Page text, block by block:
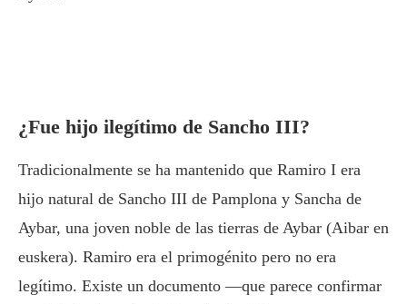
¿Fue hijo ilegítimo de Sancho III?
Tradicionalmente se ha mantenido que Ramiro I era
hijo natural de Sancho III de Pamplona y Sancha de
Aybar, una joven noble de las tierras de Aybar (Aibar en
euskera). Ramiro era el primogénito pero no era
legítimo. Existe un documento —que parece confirmar